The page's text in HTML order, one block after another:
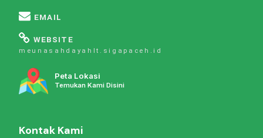
EMAIL
WEBSITE
meunasahdayahlt.sigapaceh.id
Peta Lokasi
Temukan Kami Disini
Kontak Kami